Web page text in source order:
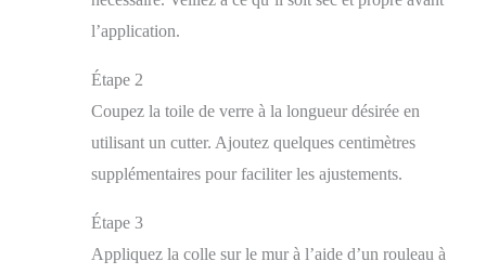
l’application.
Étape 2
Coupez la toile de verre à la longueur désirée en
utilisant un cutter. Ajoutez quelques centimètres
supplémentaires pour faciliter les ajustements.
Étape 3
Appliquez la colle sur le mur à l’aide d’un rouleau à